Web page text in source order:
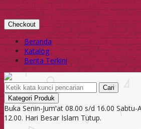
Checkout
Beranda
Katalog
Berita Terkini
Cari
Kategori Produk
Buka Senin-Jum'at 08.00 s/d 16.00 Sabtu-
12.00. Hari Besar Islam Tutup.